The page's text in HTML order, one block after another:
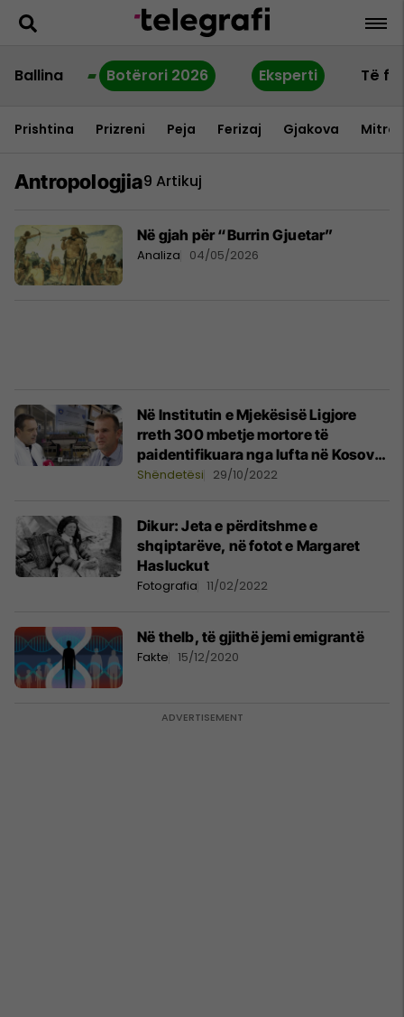
Ballina Botërori 2026 Eksperti Të
Prishtina Prizreni Peja Ferizaj Gjakova
Antropologjia9 Artikuj
Në gjah për “Burrin Gjuetar”
Analiza 04/05/2026
Në Institutin e Mjekësisë Ligjore
rreth 300 mbetje mortore të
paidentifikuara nga lufta në Kosovë
- me kalimin e kohës informatat po
Shëndetësi 29/10/2022
Dikur: Jeta e përditshme e
shqiptarëve, në fotot e Margaret
Hasluckut
Fotografia 11/02/2022
Në thelb, të gjithë jemi emigrantë
Fakte 15/12/2020